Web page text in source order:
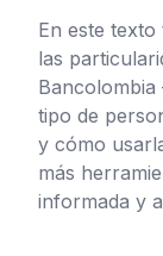
En este
las
tipo de
y cómo
más
informada y